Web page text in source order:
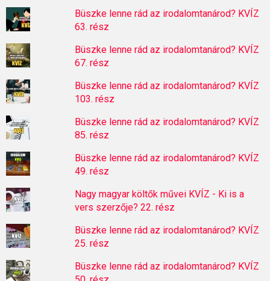
Büszke lenne rád az irodalomtanárod? KVÍZ
63. rész
Büszke lenne rád az irodalomtanárod? KVÍZ
67. rész
Büszke lenne rád az irodalomtanárod? KVÍZ
103. rész
Büszke lenne rád az irodalomtanárod? KVÍZ
85. rész
Büszke lenne rád az irodalomtanárod? KVÍZ
49. rész
Nagy magyar költők művei KVÍZ - Ki is a
vers szerzője? 22. rész
Büszke lenne rád az irodalomtanárod? KVÍZ
25. rész
Büszke lenne rád az irodalomtanárod? KVÍZ